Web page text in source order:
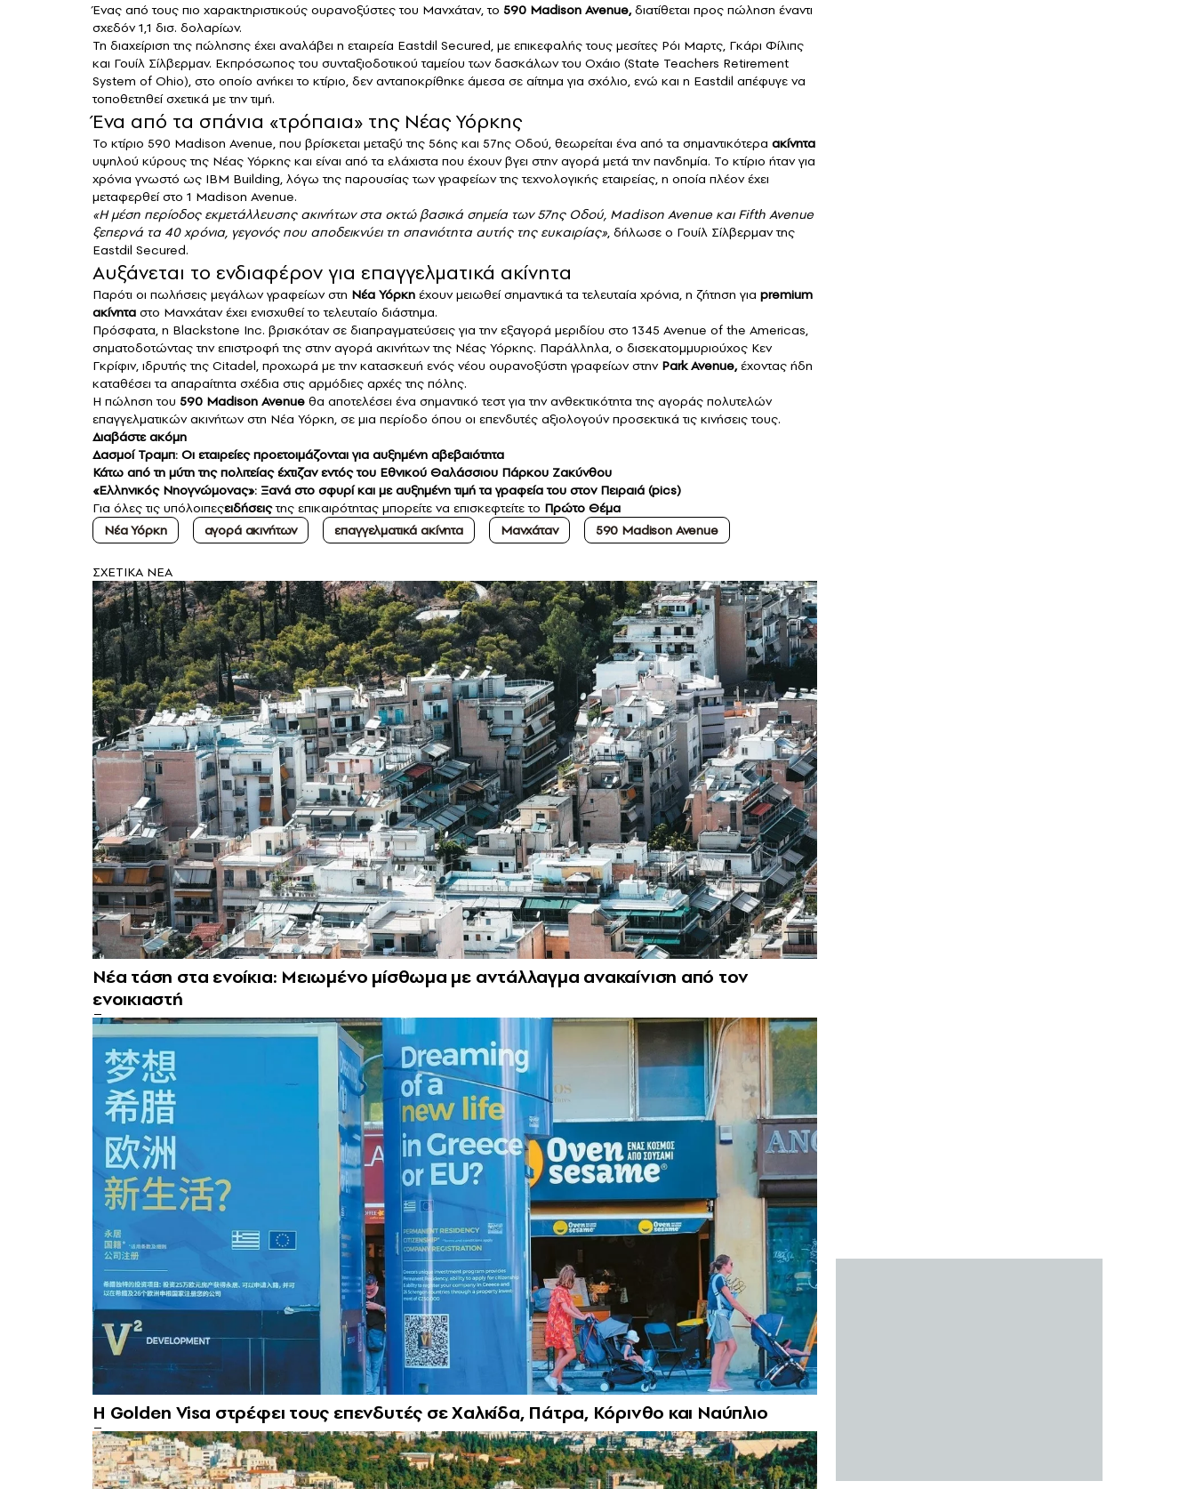
Ένας από τους πιο χαρακτηριστικούς ουρανοξύστες του Μανχάταν, το 590 Madison Avenue,διατίθεται προς πώληση έναντι
σχεδόν 1,1 δισ. δολαρίων.
Τη διαχείριση της πώλησης έχει αναλάβει η εταιρεία Eastdil Secured, με επικεφαλής τους μεσίτες Ρόι Μαρτς, Γκάρι Φίλιπς
και Γουίλ Σίλβερμαν. Εκπρόσωπος του συνταξιοδοτικού ταμείου των δασκάλων του Οχάιο (State Teachers Retirement
System of Ohio), στο οποίο ανήκει το κτίριο, δεν ανταποκρίθηκε άμεσα σε αίτημα για σχόλιο, ενώ και η Eastdil απέφυγε να
τοποθετηθεί σχετικά με την τιμή.
Ένα από τα σπάνια «τρόπαια» της Νέας Υόρκης
Το κτίριο 590 Madison Avenue, που βρίσκεται μεταξύ της 56ης και 57ης Οδού, θεωρείται ένα από τα σημαντικότερα ακίνητα
υψηλού κύρους της Νέας Υόρκης και είναι από τα ελάχιστα που έχουν βγει στην αγορά μετά την πανδημία. Το κτίριο ήταν για
χρόνια γνωστό ως IBM Building, λόγω της παρουσίας των γραφείων της τεχνολογικής εταιρείας, η οποία πλέον έχει
μεταφερθεί στο 1 Madison Avenue.
«Η μέση περίοδος εκμετάλλευσης ακινήτων στα οκτώ βασικά σημεία των 57ης Οδού, Madison Avenue και Fifth Avenue
ξεπερνά τα 40 χρόνια, γεγονός που αποδεικνύει τη σπανιότητα αυτής της ευκαιρίας», δήλωσε ο Γουίλ Σίλβερμαν της
Eastdil Secured.
Αυξάνεται το ενδιαφέρον για επαγγελματικά ακίνητα
Παρότι οι πωλήσεις μεγάλων γραφείων στη Νέα Υόρκη έχουν μειωθεί σημαντικά τα τελευταία χρόνια, η ζήτηση για premium
ακίνητα στο Μανχάταν έχει ενισχυθεί το τελευταίο διάστημα.
Πρόσφατα, η Blackstone Inc. βρισκόταν σε διαπραγματεύσεις για την εξαγορά μεριδίου στο 1345 Avenue of the Americas,
σηματοδοτώντας την επιστροφή της στην αγορά ακινήτων της Νέας Υόρκης. Παράλληλα, ο δισεκατομμυριούχος Κεν
Γκρίφιν, ιδρυτής της Citadel, προχωρά με την κατασκευή ενός νέου ουρανοξύστη γραφείων στην Park Avenue,έχοντας ήδη
καταθέσει τα απαραίτητα σχέδια στις αρμόδιες αρχές της πόλης.
Η πώληση του 590 Madison Avenue θα αποτελέσει ένα σημαντικό τεστ για την ανθεκτικότητα της αγοράς πολυτελών
επαγγελματικών ακινήτων στη Νέα Υόρκη, σε μια περίοδο όπου οι επενδυτές αξιολογούν προσεκτικά τις κινήσεις τους.
Διαβάστε ακόμη
Δασμοί Τραμπ: Οι εταιρείες προετοιμάζονται για αυξημένη αβεβαιότητα
Κάτω από τη μύτη της πολιτείας έχτιζαν εντός του Εθνικού Θαλάσσιου Πάρκου Ζακύνθου
«Ελληνικός Νηογνώμονας»: Ξανά στο σφυρί και με αυξημένη τιμή τα γραφεία του στον Πειραιά (pics)
Για όλες τις υπόλοιπεςειδήσειςτης επικαιρότητας μπορείτε να επισκεφτείτε το Πρώτο Θέμα
Νέα Υόρκη
αγορά ακινήτων επαγγελματικά ακίνητα Μανχάταν 590 Madison Avenue
ΣXETIKA NEA
Νέα τάση στα ενοίκια: Μειωμένο μίσθωμα με αντάλλαγμα ανακαίνιση από τον
ενοικιαστή
Η Golden Visa στρέφει τους επενδυτές σε Χαλκίδα, Πάτρα, Κόρινθο και Ναύπλιο